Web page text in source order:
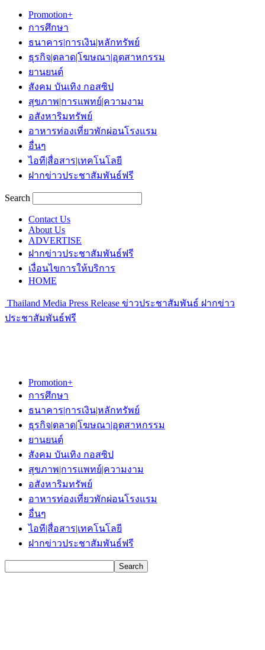
Promotion+
การศึกษา
ธนาคาร|การเงิน|หลักทรัพย์
ธุรกิจ|ตลาด|โฆษณา|อุตสาหกรรม
ยานยนต์
สังคม บันเทิง กอสซิป
สุขภาพ|การแพทย์|ความงาม
อสังหาริมทรัพย์
อาหารท่องเที่ยวพักผ่อนโรงแรม
อื่นๆ
ไอที|สื่อสาร|เทคโนโลยี
ฝากข่าวประชาสัมพันธ์ฟรี
Search
Contact Us
About Us
ADVERTISE
ฝากข่าวประชาสัมพันธ์ฟรี
เงื่อนไขการให้บริการ
HOME
Thailand Media Press Release ข่าวประชาสัมพันธ์ ฝากข่าว
ประชาสัมพันธ์ฟรี
Promotion+
การศึกษา
ธนาคาร|การเงิน|หลักทรัพย์
ธุรกิจ|ตลาด|โฆษณา|อุตสาหกรรม
ยานยนต์
สังคม บันเทิง กอสซิป
สุขภาพ|การแพทย์|ความงาม
อสังหาริมทรัพย์
อาหารท่องเที่ยวพักผ่อนโรงแรม
อื่นๆ
ไอที|สื่อสาร|เทคโนโลยี
ฝากข่าวประชาสัมพันธ์ฟรี